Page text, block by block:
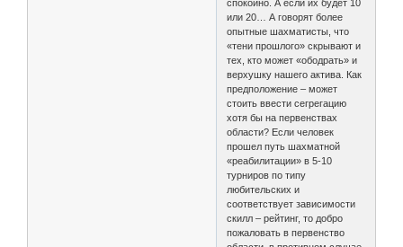
спокойно. А если их будет 10
или 20… А говорят более
опытные шахматисты, что
«тени прошлого» скрывают и
тех, кто может «ободрать» и
верхушку нашего актива. Как
предположение – может
стоить ввести сегрегацию
хотя бы на первенствах
области? Если человек
прошел путь шахматной
«реабилитации» в 5-10
турниров по типу
любительских и
соответствует зависимости
скилл – рейтинг, то добро
пожаловать в первенство